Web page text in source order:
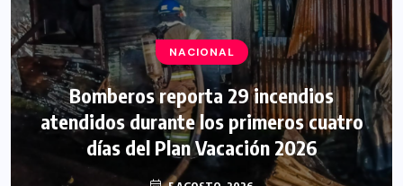
NACIONAL
Bomberos reporta 29 incendios
atendidos durante los primeros cuatro
días del Plan Vacación 2026